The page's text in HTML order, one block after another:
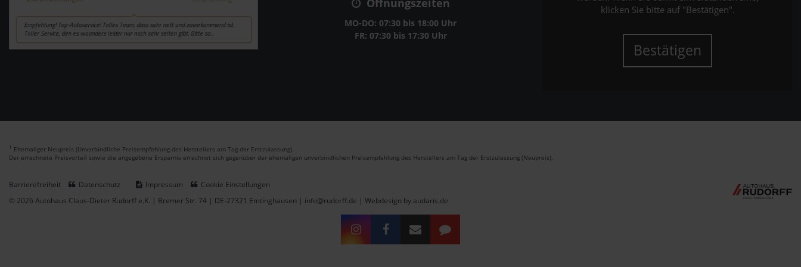
Öffnungszeiten
MO-DO: 07:30 bis 18:00 Uhr
FR: 07:30 bis 17:30 Uhr
klicken Sie bitte auf "Bestätigen".
Bestätigen
1 Ehemaliger Neupreis (Unverbindliche Preisempfehlung des Herstellers am Tag der Erstzulassung).
Der errechnete Preisvorteil sowie die angegebene Ersparnis errechnet sich gegenüber der ehemaligen unverbindlichen Preisempfehlung des Herstellers am Tag der Erstzulassung (Neupreis).
Barrierefreiheit Datenschutz Impressum
Cookie Einstellungen
© 2026 Autohaus Claus-Dieter Rudorff e.K. | Bremer Str. 74 | DE-27321 Emtinghausen | info@rudorff.de | Webdesign by audaris.de